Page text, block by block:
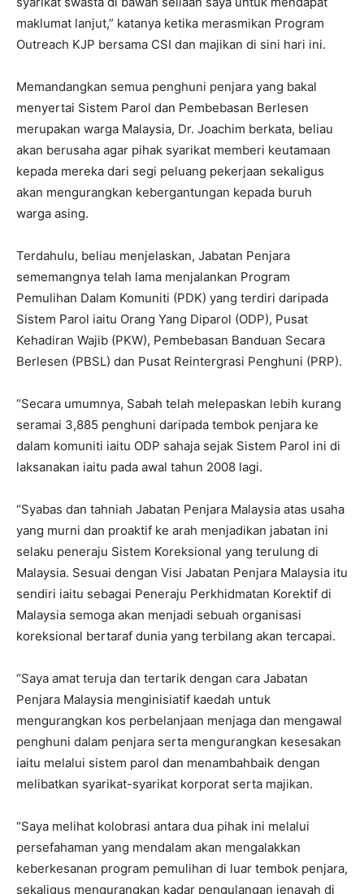
maklumat lanjut,” katanya ketika merasmikan Program
Outreach KJP bersama CSI dan majikan di sini hari ini.
Memandangkan semua penghuni penjara yang bakal
menyertai Sistem Parol dan Pembebasan Berlesen
merupakan warga Malaysia, Dr. Joachim berkata, beliau
akan berusaha agar pihak syarikat memberi keutamaan
kepada mereka dari segi peluang pekerjaan sekaligus
akan mengurangkan kebergantungan kepada buruh
warga asing.
Terdahulu, beliau menjelaskan, Jabatan Penjara
sememangnya telah lama menjalankan Program
Pemulihan Dalam Komuniti (PDK) yang terdiri daripada
Sistem Parol iaitu Orang Yang Diparol (ODP), Pusat
Kehadiran Wajib (PKW), Pembebasan Banduan Secara
Berlesen (PBSL) dan Pusat Reintergrasi Penghuni (PRP).
“Secara umumnya, Sabah telah melepaskan lebih kurang
seramai 3,885 penghuni daripada tembok penjara ke
dalam komuniti iaitu ODP sahaja sejak Sistem Parol ini di
laksanakan iaitu pada awal tahun 2008 lagi.
“Syabas dan tahniah Jabatan Penjara Malaysia atas usaha
yang murni dan proaktif ke arah menjadikan jabatan ini
selaku peneraju Sistem Koreksional yang terulung di
Malaysia. Sesuai dengan Visi Jabatan Penjara Malaysia itu
sendiri iaitu sebagai Peneraju Perkhidmatan Korektif di
Malaysia semoga akan menjadi sebuah organisasi
koreksional bertaraf dunia yang terbilang akan tercapai.
“Saya amat teruja dan tertarik dengan cara Jabatan
Penjara Malaysia menginisiatif kaedah untuk
mengurangkan kos perbelanjaan menjaga dan mengawal
penghuni dalam penjara serta mengurangkan kesesakan
iaitu melalui sistem parol dan menambahbaik dengan
melibatkan syarikat-syarikat korporat serta majikan.
“Saya melihat kolobrasi antara dua pihak ini melalui
persefahaman yang mendalam akan mengalakkan
keberkesanan program pemulihan di luar tembok penjara,
sekaligus mengurangkan kadar pengulangan jenayah di